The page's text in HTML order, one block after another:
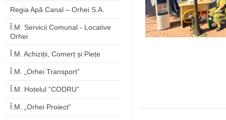
Regia Apă Canal – Orhei S.A.
Î.M. Servicii Comunal - Locative
Orhei
Î.M. Achiziții, Comerț și Piețe
Î.M. „Orhei Transport”
Î.M. Hotelul ”CODRU”
Î.M. „Orhei Proiect”